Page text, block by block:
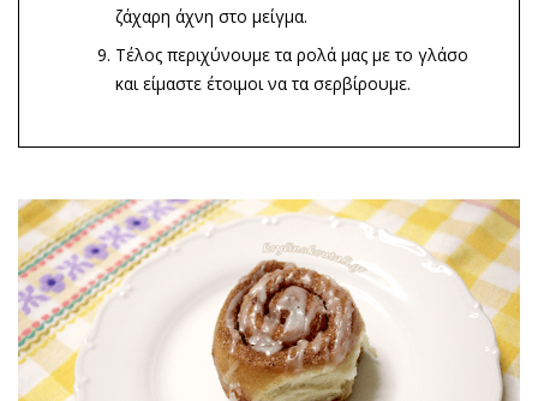
ζάχαρη άχνη στο μείγμα.
Τέλος περιχύνουμε τα ρολά μας με το γλάσο
και είμαστε έτοιμοι να τα σερβίρουμε.